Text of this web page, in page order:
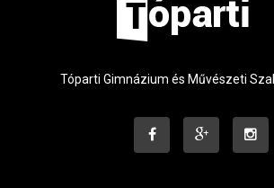
Tóparti Gimnázium és Művészeti